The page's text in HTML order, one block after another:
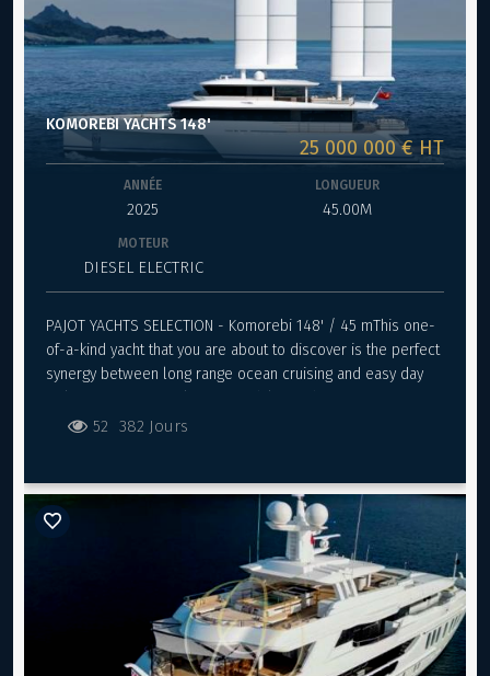
KOMOREBI YACHTS 148'
25 000 000 €HT
ANNÉE
2025
LONGUEUR
45.00M
MOTEUR
DIESEL ELECTRIC
PAJOT YACHTS SELECTION - Komorebi 148' / 45 mThis one-
of-a-kind yacht that you are about to discover is the perfect
synergy between long range ocean cruising and easy day
multi-challenger skipper, with 20 years of professional
sailing vessels although they still have a tremendous
passion for sailing.The common obstacles are:- Complex
sailing expertise needed- Discomfort from healing at sea-
Low maneuverability and speedWe have put together one of
the best international French naval architects, Group VPLP
and engineers to provide a perfect yacht able to meet
those major obstacles and address the future generation of
42m long, world owner market.The unique and advanced
52 382 Jours